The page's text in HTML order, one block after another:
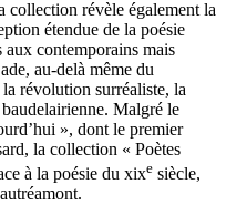
collection révèle également la
étendue de la poésie
aux contemporains mais
au-delà même du
révolution surréaliste, la
Malgré le
», dont le premier
la collection « Poètes
à la poésie du xixe siècle,